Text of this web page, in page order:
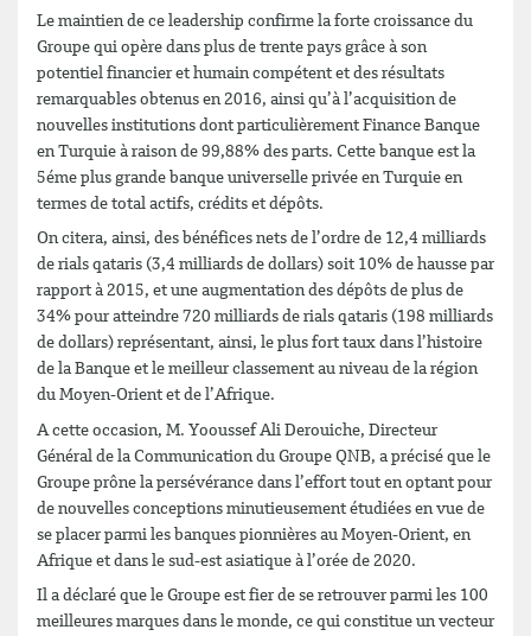
Le maintien de ce leadership confirme la forte croissance du
Groupe qui opère dans plus de trente pays grâce à son
potentiel financier et humain compétent et des résultats
remarquables obtenus en 2016, ainsi qu’à l’acquisition de
nouvelles institutions dont particulièrement Finance Banque
en Turquie à raison de 99,88% des parts. Cette banque est la
5éme plus grande banque universelle privée en Turquie en
termes de total actifs, crédits et dépôts.
On citera, ainsi, des bénéfices nets de l’ordre de 12,4 milliards
de rials qataris (3,4 milliards de dollars) soit 10% de hausse par
rapport à 2015, et une augmentation des dépôts de plus de
34% pour atteindre 720 milliards de rials qataris (198 milliards
de dollars) représentant, ainsi, le plus fort taux dans l’histoire
de la Banque et le meilleur classement au niveau de la région
du Moyen-Orient et de l’Afrique.
A cette occasion, M. Yooussef Ali Derouiche, Directeur
Général de la Communication du Groupe QNB, a précisé que le
Groupe prône la persévérance dans l’effort tout en optant pour
de nouvelles conceptions minutieusement étudiées en vue de
se placer parmi les banques pionnières au Moyen-Orient, en
Afrique et dans le sud-est asiatique à l’orée de 2020.
Il a déclaré que le Groupe est fier de se retrouver parmi les 100
meilleures marques dans le monde, ce qui constitue un vecteur